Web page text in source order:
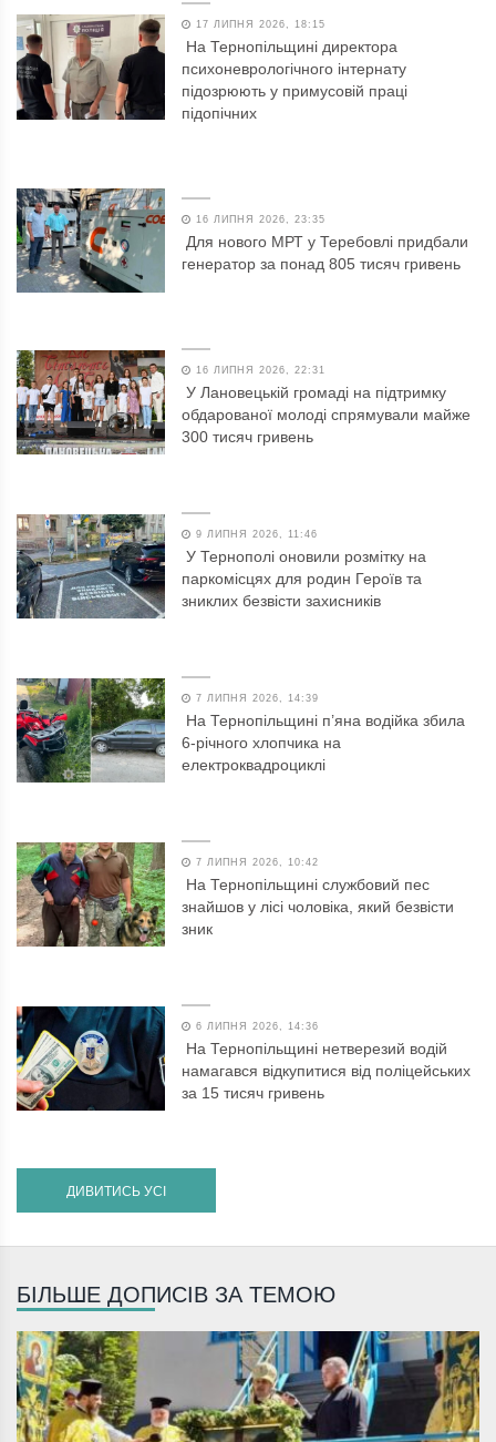
17 ЛИПНЯ 2026, 18:15
На Тернопільщині директора
психоневрологічного інтернату
підозрюють у примусовій праці
підопічних
16 ЛИПНЯ 2026, 23:35
Для нового МРТ у Теребовлі придбали
генератор за понад 805 тисяч гривень
16 ЛИПНЯ 2026, 22:31
У Лановецькій громаді на підтримку
обдарованої молоді спрямували майже
300 тисяч гривень
9 ЛИПНЯ 2026, 11:46
У Тернополі оновили розмітку на
паркомісцях для родин Героїв та
зниклих безвісти захисників
7 ЛИПНЯ 2026, 14:39
На Тернопільщині п’яна водійка збила
6-річного хлопчика на
електроквадроциклі
7 ЛИПНЯ 2026, 10:42
На Тернопільщині службовий пес
знайшов у лісі чоловіка, який безвісти
зник
6 ЛИПНЯ 2026, 14:36
На Тернопільщині нетверезий водій
намагався відкупитися від поліцейських
за 15 тисяч гривень
ДИВИТИСЬ УСІ
БІЛЬШЕ ДОПИСІВ ЗА ТЕМОЮ